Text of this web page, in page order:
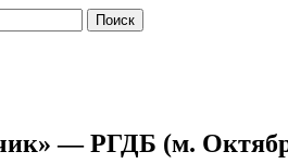
Поиск
— РГДБ (м.